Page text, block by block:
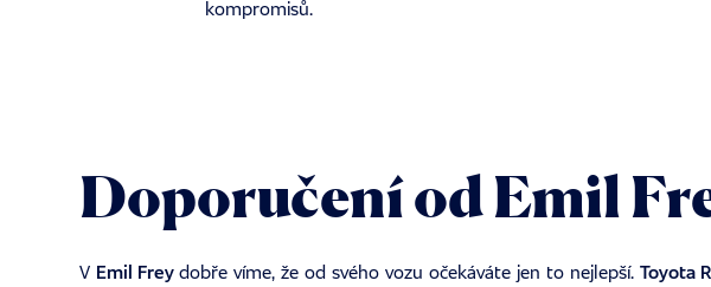
kompromisů.
Doporučení od Emil
V Emil Freydobře víme, že od svého vozu očekáváte jen to nejlepší.Toyota